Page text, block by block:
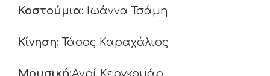
Κοστούμια: Ιωάννα Τσάμη
Κίνηση: Τάσος Καραχάλιος
Μουσική:Ανρί Κεργκομάρ